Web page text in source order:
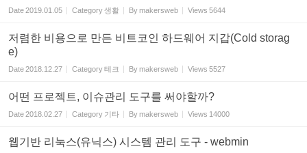
Date2019.01.05 Category생활 Bymakersweb Views 5644
저렴한 비용으로 만든 비트코인 하드웨어 지갑(Cold storag
e)
Date2018.12.27 Category테크 Bymakersweb Views 5527
어떤 프로젝트, 이슈관리 도구를 써야할까?
Date2018.02.27 Category 기타 Bymakersweb Views 14000
웹기반 리눅스(유닉스) 시스템 관리 도구 - webmin